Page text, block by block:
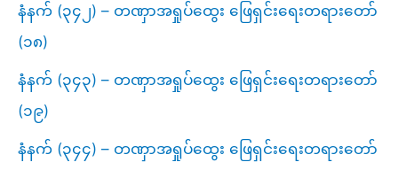
နံနက် (၃၄၂) – တဏှာအရှုပ်ထွေး ဖြေရှင်းရေးတရားတော်
(၁၈)
နံနက် (၃၄၃) – တဏှာအရှုပ်ထွေး ဖြေရှင်းရေးတရားတော်
(၁၉)
နံနက် (၃၄၄) – တဏှာအရှုပ်ထွေး ဖြေရှင်းရေးတရားတော်